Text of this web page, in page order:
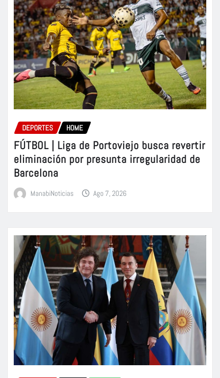
DEPORTES HOME
FÚTBOL | Liga de Portoviejo busca revertir
eliminación por presunta irregularidad de
Barcelona
ManabiNoticias Ago 7, 2026